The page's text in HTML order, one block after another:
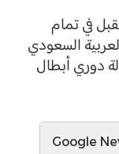
في تمام
العربية السعودي
دوري أبطال